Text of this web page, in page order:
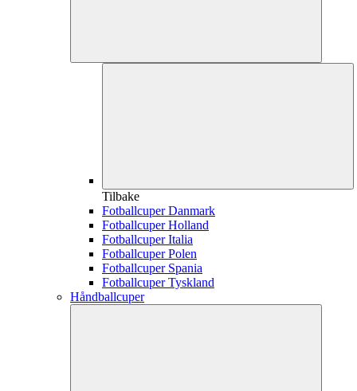
Tilbake
Fotballcuper Danmark
Fotballcuper Holland
Fotballcuper Italia
Fotballcuper Polen
Fotballcuper Spania
Fotballcuper Tyskland
Håndballcuper